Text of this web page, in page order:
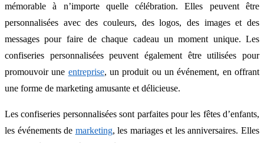
mémorable à n’importe quelle célébration. Elles peuvent être
personnalisées avec des couleurs, des logos, des images et des
messages pour faire de chaque cadeau un moment unique. Les
confiseries personnalisées peuvent également être utilisées pour
promouvoir une entreprise, un produit ou un événement, en offrant
une forme de marketing amusante et délicieuse.
Les confiseries personnalisées sont parfaites pour les fêtes d’enfants,
les événements de marketing, les mariages et les anniversaires. Elles